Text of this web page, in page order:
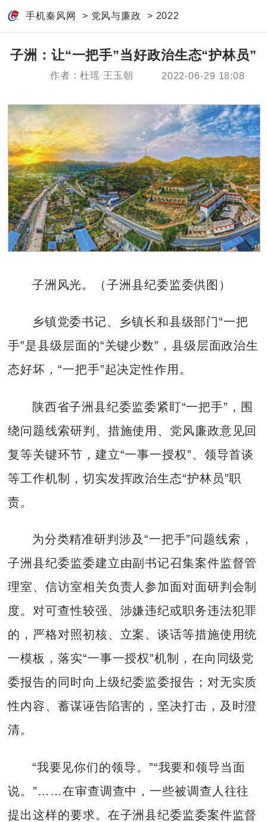
手机秦风网 > 党风与廉政 > 2022
子洲：让“一把手”当好政治生态“护林员”
作者：杜瑶 王玉朝 2022-06-29 18:08
子洲风光。（子洲县纪委监委供图）
乡镇党委书记、乡镇长和县级部门“一把
手”是县级层面的“关键少数”，县级层面政治生
态好坏，“一把手”起决定性作用。
陕西省子洲县纪委监委紧盯“一把手”，围
绕问题线索研判、措施使用、党风廉政意见回
复等关键环节，建立“一事一授权”、领导首谈
等工作机制，切实发挥政治生态“护林员”职
责。
为分类精准研判涉及“一把手”问题线索，
子洲县纪委监委建立由副书记召集案件监督管
理室、信访室相关负责人参加面对面研判会制
度。对可查性较强、涉嫌违纪或职务违法犯罪
的，严格对照初核、立案、谈话等措施使用统
一模板，落实“一事一授权”机制，在向同级党
委报告的同时向上级纪委监委报告；对无实质
性内容、蓄谋诬告陷害的，坚决打击，及时澄
清。
“我要见你们的领导。”“我要和领导当面
说。”……在审查调查中，一些被调查人往往
提出这样的要求。在子洲县纪委监委案件监督